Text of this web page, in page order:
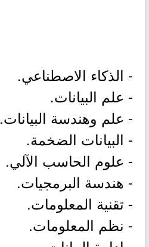
- الذكاء الاصطناعي.
- علم البيانات.
- علم وهندسة البيانات.
- البيانات الضخمة.
- علوم الحاسب الآلي.
- هندسة البرمجيات.
- تقنية المعلومات.
- نظم المعلومات.